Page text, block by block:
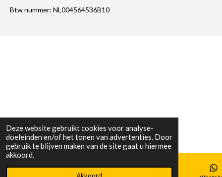
Deze website gebruikt cookies voor analyse-
doeleinden en/of het tonen van advertenties. Door
gebruik te blijven maken van de site gaat u hiermee
akkoord.
b
a
Btw nummer: NL004564536B10